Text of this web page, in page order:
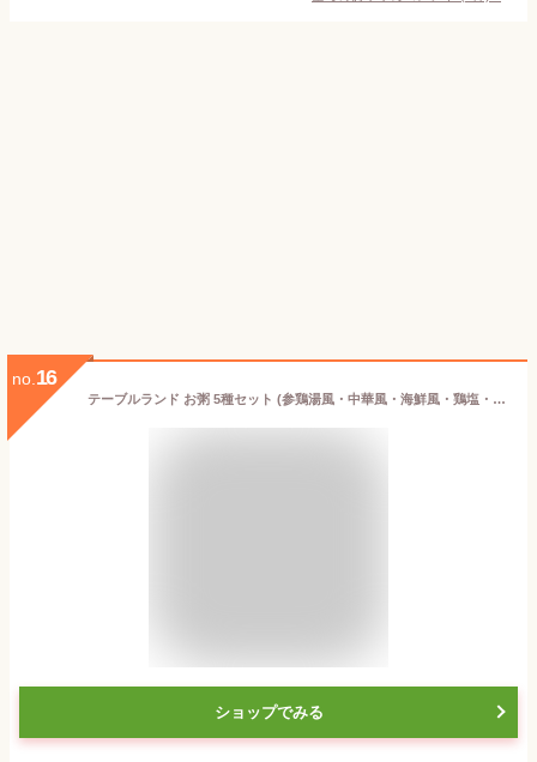
no. 16
テーブルランド お粥 5種セット (参鶏湯風・中華風・海鮮風・鶏塩・かつお醤油) 国内産コシヒカリ使用 常温保存 非常食 保存食 防災 備蓄 5食分
ショップでみる